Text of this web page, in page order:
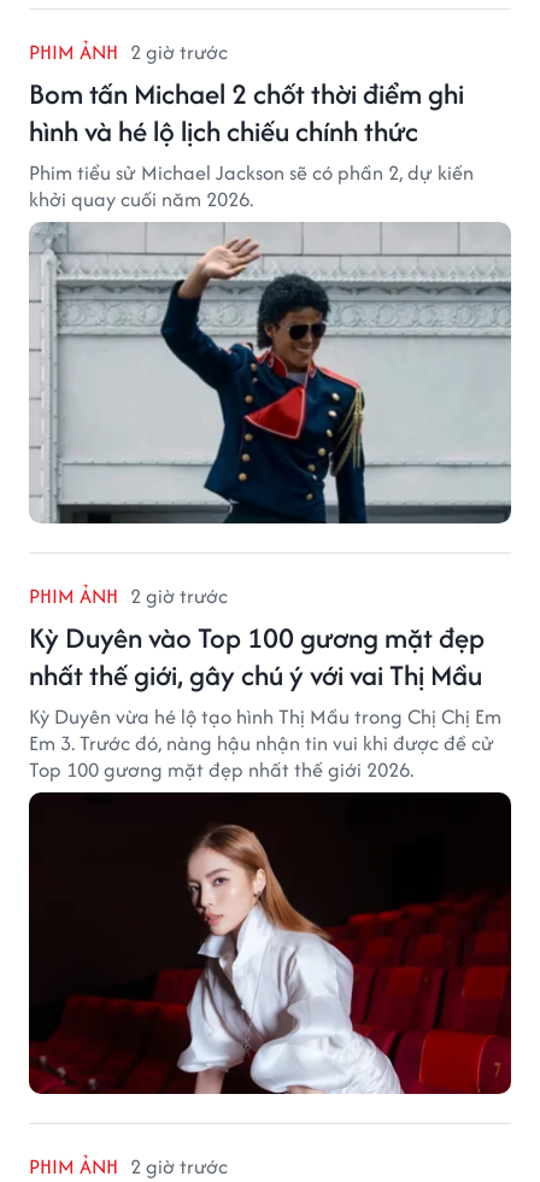
PHIM ẢNH 2 giờ trước
Bom tấn Michael 2 chốt thời điểm ghi
hình và hé lộ lịch chiếu chính thức
Phim tiểu sử Michael Jackson sẽ có phần 2, dự kiến
khởi quay cuối năm 2026.
PHIM ẢNH 2 giờ trước
Kỳ Duyên vào Top 100 gương mặt đẹp
nhất thế giới, gây chú ý với vai Thị Mầu
Kỳ Duyên vừa hé lộ tạo hình Thị Mầu trong Chị Chị Em
Em 3. Trước đó, nàng hậu nhận tin vui khi được đề cử
Top 100 gương mặt đẹp nhất thế giới 2026.
PHIM ẢNH 2 giờ trước